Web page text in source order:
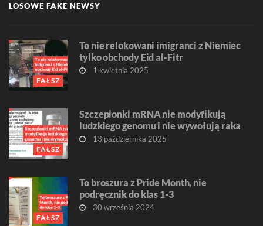
LOSOWE FAKE NEWSY
FAŁSZ
To nie relokowani imigranci z Niemiec
tylko obchody Eid al-Fitr
1 kwietnia 2025
FAŁSZ
Szczepionki mRNA nie modyfikują
ludzkiego genomu i nie wywołują raka
13 października 2025
FAŁSZ
To broszura z Pride Month, nie
podręcznik do klas 1-3
30 września 2024